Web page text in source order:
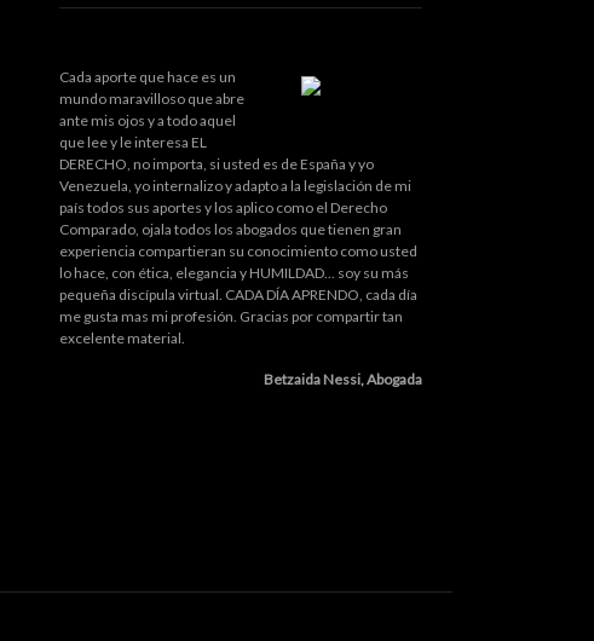
Cada aporte que hace es un
mundo maravilloso que abre
ante mis ojos y a todo aquel
que lee y le interesa EL
DERECHO, no importa, si usted es de España y yo
Venezuela, yo internalizo y adapto a la legislación de mi
país todos sus aportes y los aplico como el Derecho
Comparado, ojala todos los abogados que tienen gran
experiencia compartieran su conocimiento como usted
lo hace, con ética, elegancia y HUMILDAD... soy su más
pequeña discípula virtual. CADA DÍA APRENDO, cada día
me gusta mas mi profesión. Gracias por compartir tan
excelente material.
Betzaida Nessi, Abogada